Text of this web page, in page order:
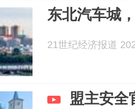
东北汽车城
21世纪经济报道
盟主安全